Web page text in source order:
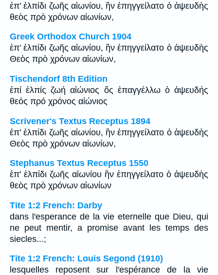
ἐπ’ ἐλπίδι ζωῆς αἰωνίου, ἣν ἐπηγγείλατο ὁ ἀψευδὴς
θεὸς πρὸ χρόνων αἰωνίων,
Greek Orthodox Church 1904
ἐπ’ ἐλπίδι ζωῆς αἰωνίου, ἣν ἐπηγγείλατο ὁ ἀψευδὴς
Θεὸς πρὸ χρόνων αἰωνίων,
Tischendorf 8th Edition
ἐπί ἐλπίς ζωή αἰώνιος ὅς ἐπαγγέλλω ὁ ἀψευδής
θεός πρό χρόνος αἰώνιος
Scrivener's Textus Receptus 1894
ἐπ’ ἐλπίδι ζωῆς αἰωνίου, ἣν ἐπηγγείλατο ὁ ἀψευδὴς
Θεὸς πρὸ χρόνων αἰωνίων,
Stephanus Textus Receptus 1550
ἐπ' ἐλπίδι ζωῆς αἰωνίου ἣν ἐπηγγείλατο ὁ ἀψευδὴς
θεὸς πρὸ χρόνων αἰωνίων
Tite 1:2 French: Darby
dans l'esperance de la vie eternelle que Dieu, qui
ne peut mentir, a promise avant les temps des
siecles...;
Tite 1:2 French: Louis Segond (1910)
lesquelles reposent sur l'espérance de la vie